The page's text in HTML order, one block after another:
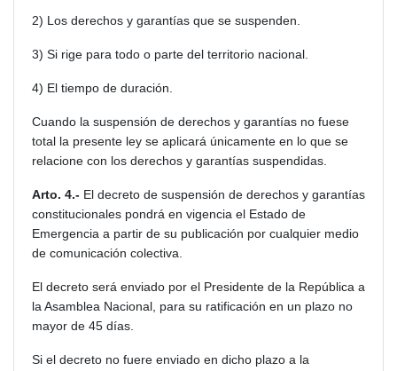
2) Los derechos y garantías que se suspenden.
3) Si rige para todo o parte del territorio nacional.
4) El tiempo de duración.
Cuando la suspensión de derechos y garantías no fuese
total la presente ley se aplicará únicamente en lo que se
relacione con los derechos y garantías suspendidas.
Arto. 4.- El decreto de suspensión de derechos y garantías
constitucionales pondrá en vigencia el Estado de
Emergencia a partir de su publicación por cualquier medio
de comunicación colectiva.
El decreto será enviado por el Presidente de la República a
la Asamblea Nacional, para su ratificación en un plazo no
mayor de 45 días.
Si el decreto no fuere enviado en dicho plazo a la